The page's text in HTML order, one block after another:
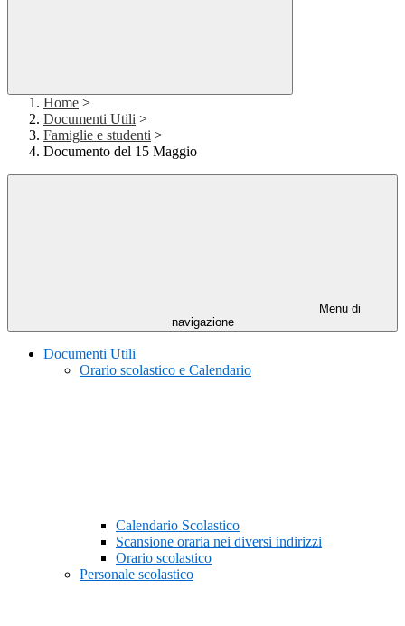
Home >
Documenti Utili >
Famiglie e studenti >
Documento del 15 Maggio
Menu di
navigazione
Documenti Utili
Orario scolastico e Calendario
Calendario Scolastico
Scansione oraria nei diversi indirizzi
Orario scolastico
Personale scolastico